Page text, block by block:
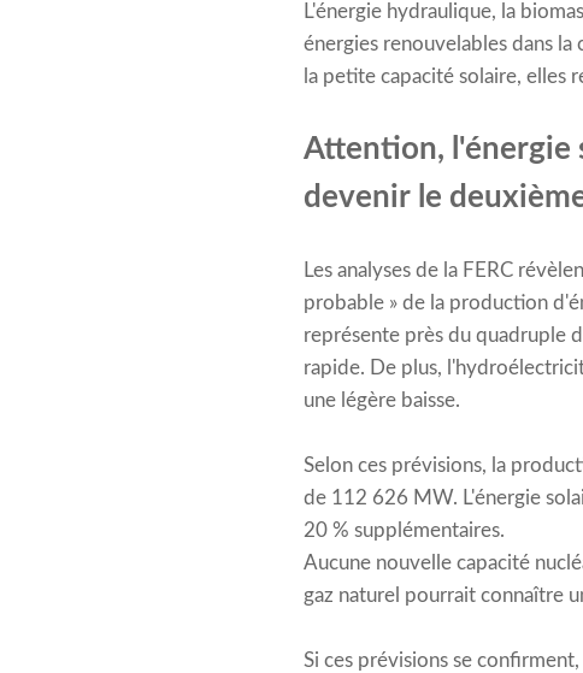
L'énergie hydraulique, la
énergies renouvelables dans
la petite capacité solaire, elles
Attention, l'énergie
devenir le
Les analyses de la FERC
probable » de la production
représente près du quadruple
rapide. De plus,
une légère baisse.
Selon ces prévisions, la
de 112 626 MW. L'énergie
20 % supplémentaires.
Aucune nouvelle capacité
gaz naturel pourrait connaître
Si ces prévisions se